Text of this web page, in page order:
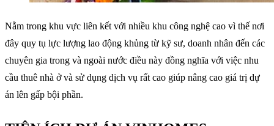
Nằm trong khu vực liên kết với nhiều khu công nghệ cao vì thế nơi
đây quy tụ lực lượng lao động khủng từ kỹ sư, doanh nhân đến các
chuyên gia trong và ngoài nước điều này đồng nghĩa với việc nhu
cầu thuê nhà ở và sử dụng dịch vụ rất cao giúp nâng cao giá trị dự
án lên gấp bội phần.